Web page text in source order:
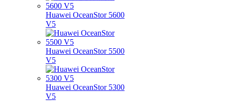
Huawei OceanStor 5600
V5
Huawei OceanStor 5500
V5
Huawei OceanStor 5300
V5